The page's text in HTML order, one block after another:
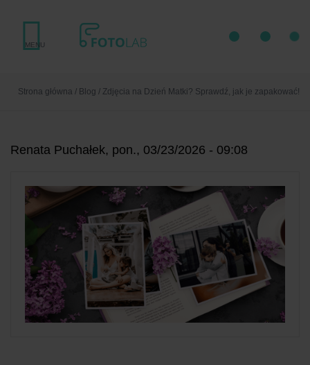
MENU
Strona główna / Blog / Zdjęcia na Dzień Matki? Sprawdź, jak je zapakować!
Renata Puchałek, pon., 03/23/2026 - 09:08